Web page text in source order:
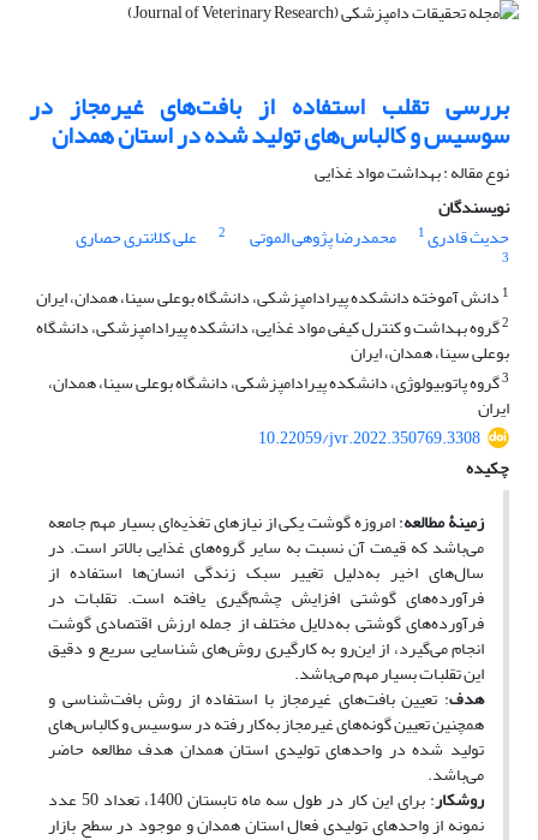
بررسی تقلب استفاده از بافت‌های غیرمجاز در
سوسیس و کالباس‌های تولید شده در استان همدان
نوع مقاله : بهداشت مواد غذایی
نویسندگان
حدیث قادری1 محمدرضا پژوهی الموتی 2 علی کلانتری حصاری
3
1 دانش آموخته دانشکده پیرادامپزشکی، دانشگاه بوعلی سینا، همدان، ایران
2گروه بهداشت و کنترل کیفی مواد غذایی، دانشکده پیرادامپزشکی، دانشگاه
بوعلی سینا، همدان، ایران
3گروه پاتوبیولوژی، دانشکده پیرادامپزشکی، دانشگاه بوعلی سینا، همدان،
ایران
10.22059/jvr.2022.350769.3308
چکیده
زمینۀ مطالعه: امروزه گوشت یکی از نیازهای تغذیه‌ای بسیار مهم جامعه
می‌باشد که قیمت آن نسبت به سایر گروه‌های غذایی بالاتر است. در
سال‌های اخیر به‌دلیل تغییر سبک زندگی انسان‌ها استفاده از
فرآورده‌های گوشتی افزایش چشم‌گیری یافته است. تقلبات در
فرآورده‌های گوشتی به‌دلایل مختلف از جمله ارزش اقتصادی گوشت
انجام می‌گیرد، از این‌رو به کارگیری روش‌های شناسایی سریع و دقیق
این تقلبات بسیار مهم می‌باشد.
هدف: تعیین بافت‌های غیرمجاز با استفاده از روش بافت‌شناسی و
همچنین تعیین گونه‌های غیرمجاز به‌کار رفته در سوسیس و کالباس‌های
تولید شده در واحدهای تولیدی استان همدان هدف مطالعه حاضر
می‌باشد.
روشکار : برای این کار در طول سه ماه تابستان 1400، تعداد 50 عدد
نمونه از واحدهای تولیدی فعال استان همدان و موجود در سطح بازار